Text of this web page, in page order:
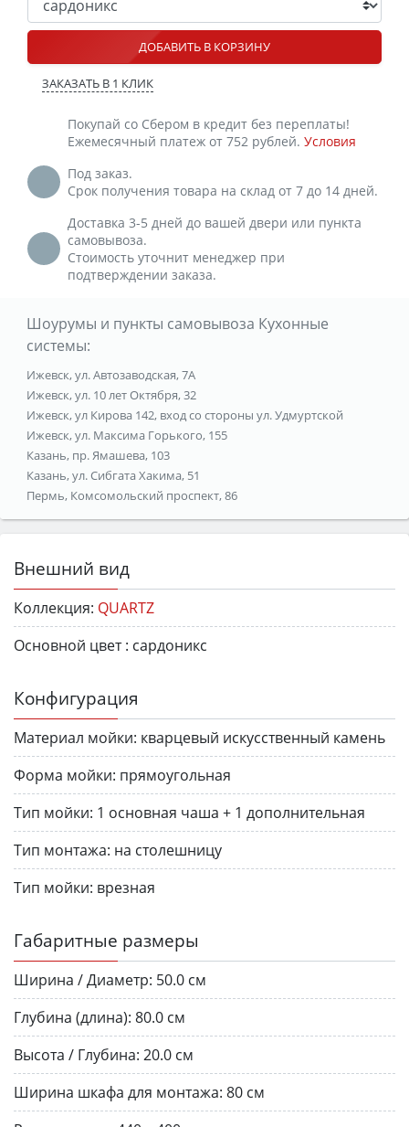
ДОБАВИТЬ В КОРЗИНУ
ЗАКАЗАТЬ В 1 КЛИК
Покупай со Сбером в кредит без переплаты!
Ежемесячный платеж от 752 рублей. Условия
Под заказ.
Срок получения товара на склад от 7 до 14 дней.
Доставка 3-5 дней до вашей двери или пункта
самовывоза.
Стоимость уточнит менеджер при
подтверждении заказа.
Шоурумы и пункты самовывоза Кухонные
системы:
Ижевск, ул. Автозаводская, 7А
Ижевск, ул. 10 лет Октября, 32
Ижевск, ул Кирова 142, вход со стороны ул. Удмуртской
Ижевск, ул. Максима Горького, 155
Казань, пр. Ямашева, 103
Казань, ул. Сибгата Хакима, 51
Пермь, Комсомольский проспект, 86
Внешний вид
Коллекция: QUARTZ
Основной цвет : сардоникс
Конфигурация
Материал мойки: кварцевый искусственный камень
Форма мойки: прямоугольная
Тип мойки: 1 основная чаша + 1 дополнительная
Тип монтажа: на столешницу
Тип мойки: врезная
Габаритные размеры
Ширина / Диаметр: 50.0 см
Глубина (длина): 80.0 см
Высота / Глубина: 20.0 см
Ширина шкафа для монтажа: 80 см